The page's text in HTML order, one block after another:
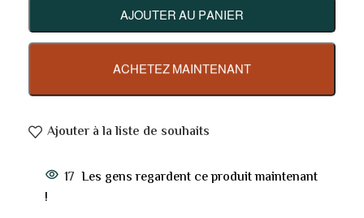
AJOUTER AU PANIER
ACHETEZ MAINTENANT
Ajouter à la liste de souhaits
17 Les gens regardent ce produit maintenant
!